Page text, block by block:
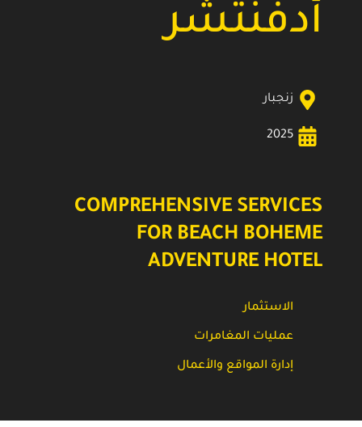
أدفنتشر
زنجبار
2025
COMPREHENSIVE SERVICES
FOR BEACH BOHEME
ADVENTURE HOTEL
الاستثمار
عمليات المغامرات
إدارة المواقع والأعمال